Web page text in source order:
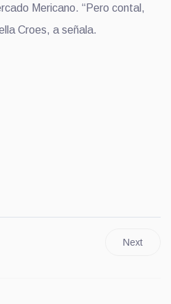
Mericano. “Pero contal,
Croes, a señala.
Next